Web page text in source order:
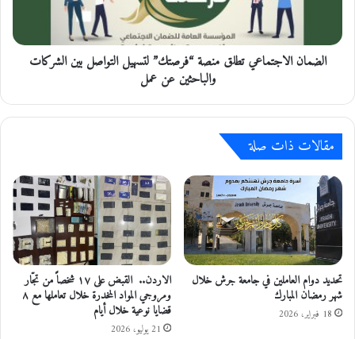
ل
ا
ة
و
ت
ه
ي
خ
د
م
ا
ا
ا
ت
ط
ق
م
ن
ص
ة
“
ف
الضمان الاجتماعي تطلق منصة “فرصتك” لتسهيل التواصل بين الشركات
والباحثين عن عمل
مقالات ذات صلة
تحديد دوام العاملين في جامعة جرش خلال
شهر رمضان المبارك
18 فبراير، 2026
الاردن.. القبض على ١٧ شخصاً من تجّار
ومروجي المواد المخدرة خلال تعاملها مع ٨
قضايا نوعية خلال أيام
21 يوليو، 2026